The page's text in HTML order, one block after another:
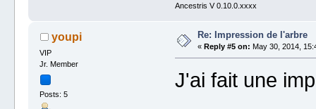
Ancestris V 0.10.0.xxxx
youpi
VIP
Jr. Member
Posts: 5
Re: Impression de l'arbre
«Reply #5 on: May 30, 2014,
J'ai fait une